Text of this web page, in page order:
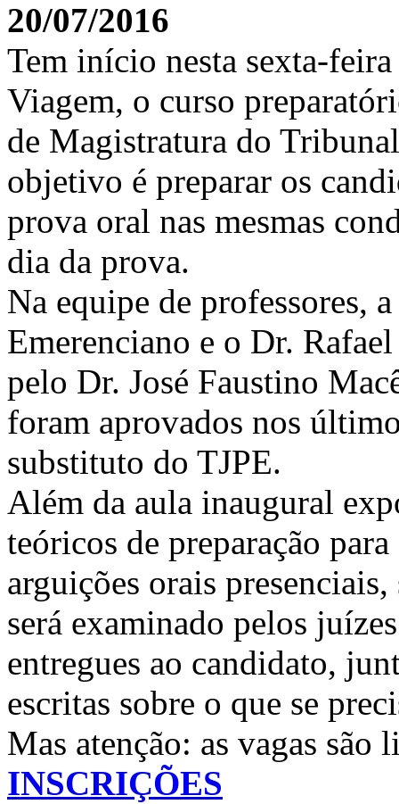
20/07/2016
Tem início nesta sexta-
Viagem, o curso
de Magistratura do
objetivo é preparar os
prova oral nas mesmas
dia da prova.
Na equipe de professores,
Emerenciano e o Dr.
pelo Dr. José Faustino
foram aprovados nos
substituto do TJPE.
Além da aula inaugural
teóricos de preparação
arguições orais
será examinado pelos
entregues ao candidato,
escritas sobre o que se
Mas atenção: as vagas são
INSCRIÇÕES